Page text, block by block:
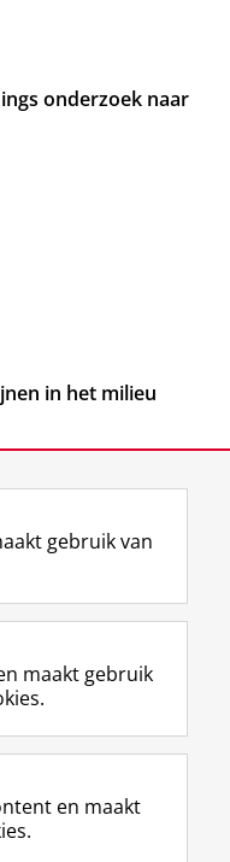
onderzoek naar
in het milieu
L
i
k
e
I
-
p
R
S
-
f
e
R
I
n
t
r
m
Y
o
T
e
k
gebruik van
maakt gebruik
en maakt